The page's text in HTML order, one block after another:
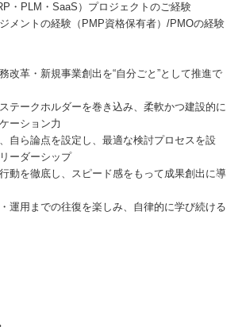
・PLM・SaaS）プロジェクトのご経験
メントの経験（PMP資格保有者）/PMOの経験
改革・新規事業創出を“自分ごと”として推進で
テークホルダーを巻き込み、柔軟かつ建設的に
ーション力
自ら論点を設定し、最適な検討プロセスを設
ーダーシップ
動を徹底し、スピード感をもって成果創出に導
運用までの往復を楽しみ、自律的に学び続ける